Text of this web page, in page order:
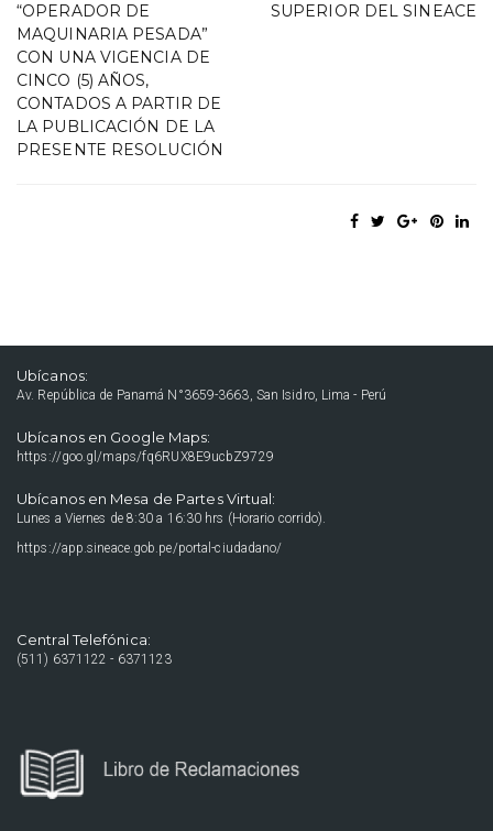
“OPERADOR DE
MAQUINARIA PESADA”
CON UNA VIGENCIA DE
CINCO (5) AÑOS,
CONTADOS A PARTIR DE
LA PUBLICACIÓN DE LA
PRESENTE RESOLUCIÓN
SUPERIOR DEL SINEACE
Ubícanos:
Av. República de Panamá N°3659-3663, San Isidro, Lima - Perú
Ubícanos en Google Maps:
https://goo.gl/maps/fq6RUX8E9ucbZ9729
Ubícanos en Mesa de Partes Virtual:
Lunes a Viernes de 8:30 a 16:30 hrs (Horario corrido).
https://app.sineace.gob.pe/portal-ciudadano/
Central Telefónica:
(511) 6371122 - 6371123